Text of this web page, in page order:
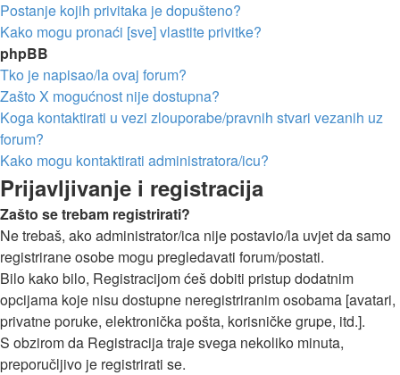
Postanje kojih privitaka je dopušteno?
Kako mogu pronaći [sve] vlastite privitke?
phpBB
Tko je napisao/la ovaj forum?
Zašto X mogućnost nije dostupna?
Koga kontaktirati u vezi zlouporabe/pravnih stvari vezanih uz
forum?
Kako mogu kontaktirati administratora/icu?
Prijavljivanje i registracija
Zašto se trebam registrirati?
Ne trebaš, ako administrator/ica nije postavio/la uvjet da samo
registrirane osobe mogu pregledavati forum/postati.
Bilo kako bilo, Registracijom ćeš dobiti pristup dodatnim
opcijama koje nisu dostupne neregistriranim osobama [avatari,
privatne poruke, elektronička pošta, korisničke grupe, itd.].
S obzirom da Registracija traje svega nekoliko minuta,
preporučljivo je registrirati se.